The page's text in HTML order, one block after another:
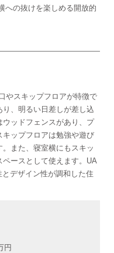
への抜けを楽しめる開放的
やスキップフロアが特徴で
、明るい日差しが差し込
ッドフェンスがあり、プ
ップフロアは勉強や遊び
また、寝室横にもスキッ
ースとして使えます。UA
デザイン性が調和した住
円